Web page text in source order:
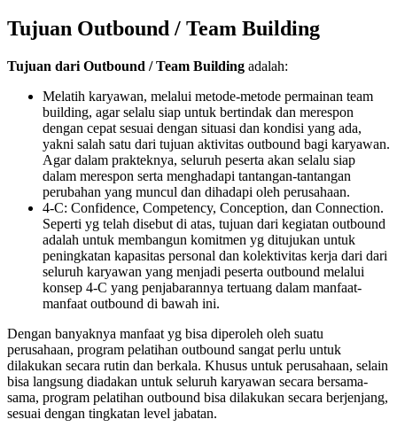
Tujuan Outbound / Team Building
Tujuan dari Outbound / Team Building adalah:
Melatih karyawan, melalui metode-metode permainan team
building, agar selalu siap untuk bertindak dan merespon
dengan cepat sesuai dengan situasi dan kondisi yang ada,
yakni salah satu dari tujuan aktivitas outbound bagi karyawan.
Agar dalam prakteknya, seluruh peserta akan selalu siap
dalam merespon serta menghadapi tantangan-tantangan
perubahan yang muncul dan dihadapi oleh perusahaan.
4-C: Confidence, Competency, Conception, dan Connection.
Seperti yg telah disebut di atas, tujuan dari kegiatan outbound
adalah untuk membangun komitmen yg ditujukan untuk
peningkatan kapasitas personal dan kolektivitas kerja dari dari
seluruh karyawan yang menjadi peserta outbound melalui
konsep 4-C yang penjabarannya tertuang dalam manfaat-
manfaat outbound di bawah ini.
Dengan banyaknya manfaat yg bisa diperoleh oleh suatu
perusahaan, program pelatihan outbound sangat perlu untuk
dilakukan secara rutin dan berkala. Khusus untuk perusahaan, selain
bisa langsung diadakan untuk seluruh karyawan secara bersama-
sama, program pelatihan outbound bisa dilakukan secara berjenjang,
sesuai dengan tingkatan level jabatan.